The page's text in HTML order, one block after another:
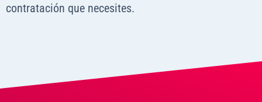
contratación que necesites.